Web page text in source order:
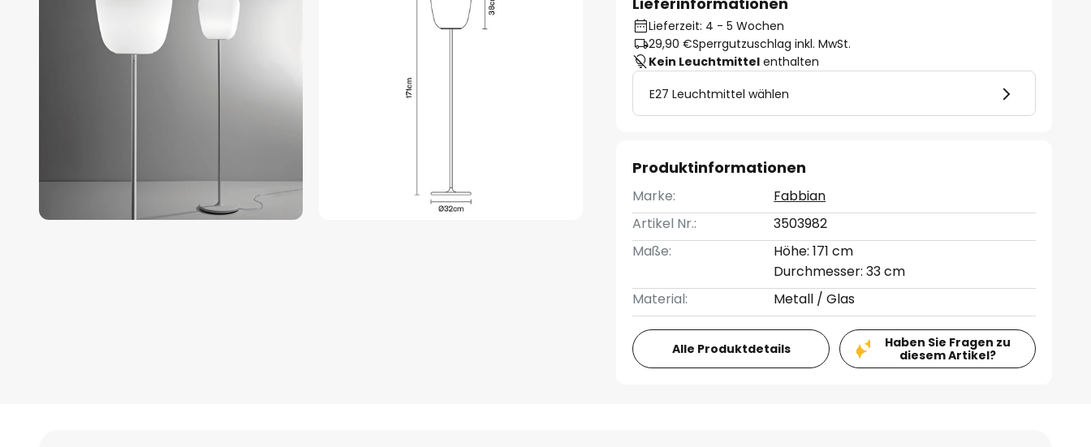
Lieferzeit: 4 - 5 Wochen
29,90 €Sperrgutzuschlag inkl. MwSt.
Kein Leuchtmittel enthalten
E27 Leuchtmittel wählen
Produktinformationen
Marke:
Fabbian
Artikel Nr.:
3503982
Maße:
Höhe: 171 cm
Durchmesser: 33 cm
Material:
Metall / Glas
Alle Produktdetails
Haben Sie Fragen zu
diesem Artikel?